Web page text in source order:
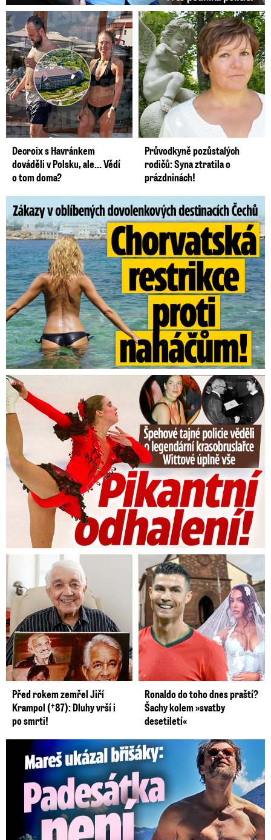
Decroix s Havránkem
dováděli v Polsku, ale… Vědí
o tom doma?
Průvodkyně pozůstalých
rodičů: Syna ztratila o
prázdninách!
Zákazy v dovolenkových rájích: Restrikce proti naháčům!
Tajná policie špehovala krasobruslařku Wittovou: Pikantní ...
Před rokem zemřel Jiří
Krampol (†87): Dluhy vrší i
po smrti!
Ronaldo do toho dnes praští?
Šachy kolem »svatby
desetiletí«
Mareš v dokonalé formě ukázal břišáky: Padesátka není znát